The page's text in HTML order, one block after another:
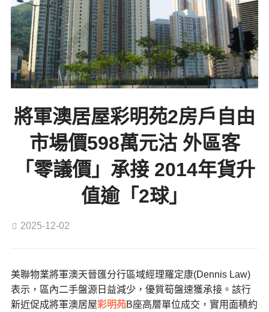
將軍澳居屋彩明苑2房戶自由
市場價598萬元沽 外區客
「零議價」承接 2014年貨升
值逾「2球」
2025-12-02
美聯物業將軍澳天晉匯分行區域經理羅定康(Dennis Law)
表示，區內二手盤源日益減少，優質筍盤速獲承接。該行
新近促成將軍澳居屋彩明苑B座高層單位成交，實用面積約